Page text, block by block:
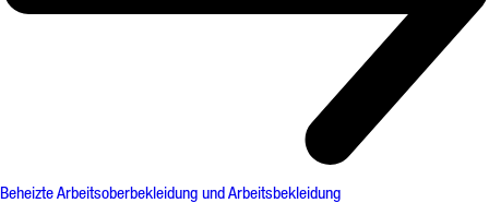
Beheizte Arbeitsoberbekleidung und Arbeitsbekleidung